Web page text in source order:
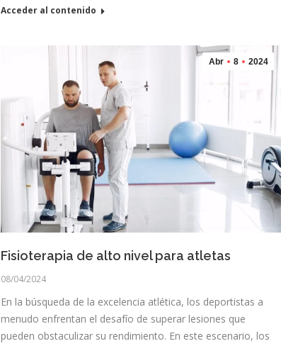
Acceder al contenido
Abr 8 2024
Fisioterapia de alto nivel para atletas
08/04/2024
En la búsqueda de la excelencia atlética, los deportistas a
menudo enfrentan el desafío de superar lesiones que
pueden obstaculizar su rendimiento. En este escenario, los